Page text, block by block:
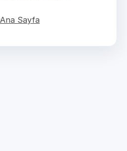
Ana Sayfa